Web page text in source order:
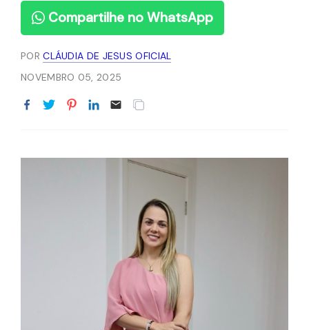
Compartilhe no WhatsApp
PORCLÁUDIA DE JESUS OFICIAL
NOVEMBRO 05, 2025